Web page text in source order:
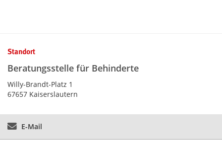
Standort
Beratungsstelle für Behinderte
Willy-Brandt-Platz 1
67657 Kaiserslautern
E-Mail